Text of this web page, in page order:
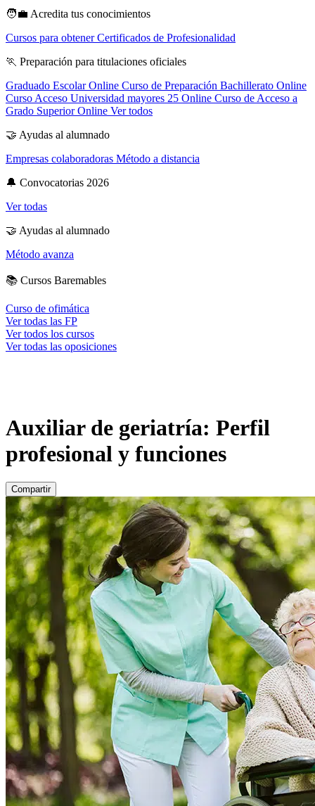
🧑‍💼 Acredita tus conocimientos
Cursos para obtener Certificados de Profesionalidad
🏃 Preparación para titulaciones oficiales
Graduado Escolar Online Curso de Preparación Bachillerato Online
Curso Acceso Universidad mayores 25 Online Curso de Acceso a
Grado Superior Online Ver todos
🤝 Ayudas al alumnado
Empresas colaboradoras Método a distancia
🔔 Convocatorias 2026
Ver todas
🤝 Ayudas al alumnado
Método avanza
📚 Cursos Baremables
Curso de ofimática
Ver todas las FP
Ver todos los cursos
Ver todas las oposiciones
Auxiliar de geriatría: Perfil
profesional y funciones
Compartir